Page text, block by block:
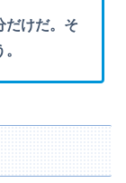
だけだ。そ